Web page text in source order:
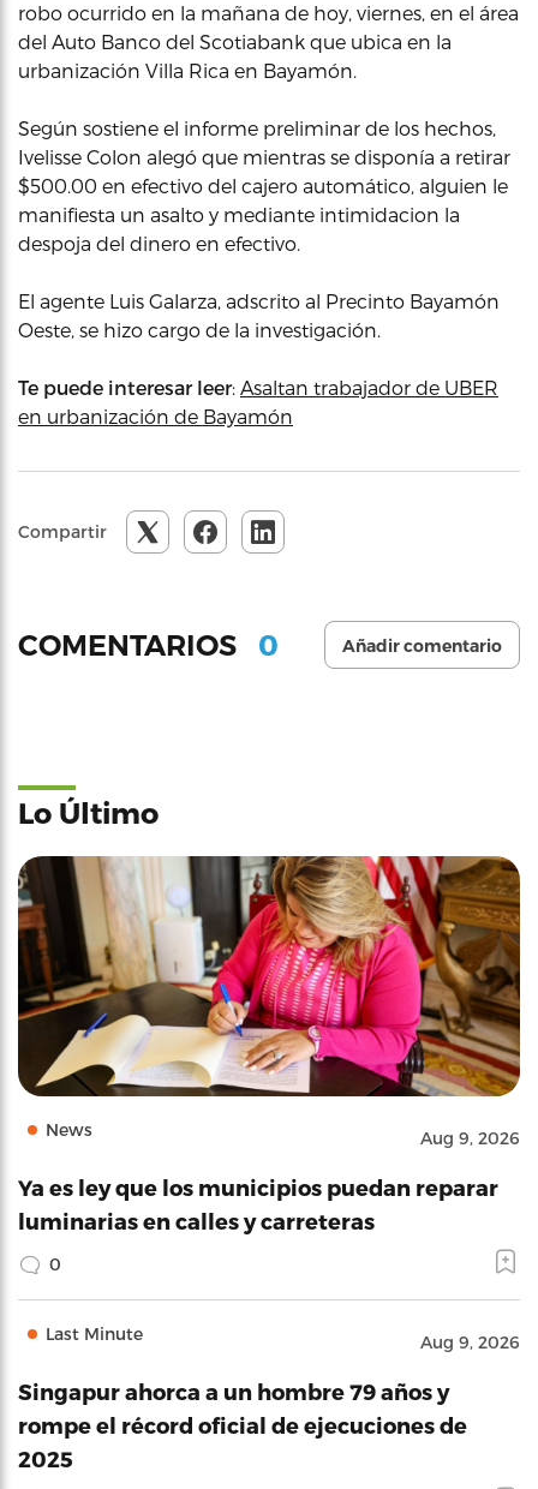
robo ocurrido en la mañana de hoy, viernes, en el área
del Auto Banco del Scotiabank que ubica en la
urbanización Villa Rica en Bayamón.
Según sostiene el informe preliminar de los hechos,
Ivelisse Colon alegó que mientras se disponía a retirar
$500.00 en efectivo del cajero automático, alguien le
manifiesta un asalto y mediante intimidacion la
despoja del dinero en efectivo.
El agente Luis Galarza, adscrito al Precinto Bayamón
Oeste, se hizo cargo de la investigación.
Te puede interesar leer: Asaltan trabajador de UBER
en urbanización de Bayamón
Compartir
COMENTARIOS 0 Añadir comentario
Lo Último
News Aug 9, 2026
Ya es ley que los municipios puedan reparar
luminarias en calles y carreteras
0
Last Minute Aug 9, 2026
Singapur ahorca a un hombre 79 años y
rompe el récord oficial de ejecuciones de
2025